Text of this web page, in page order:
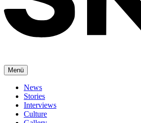
Menü
News
Stories
Interviews
Culture